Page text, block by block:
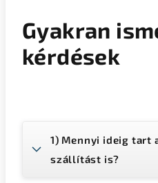
Gyakran
kérdések
1) Mennyi ideig tart
szállítást is?